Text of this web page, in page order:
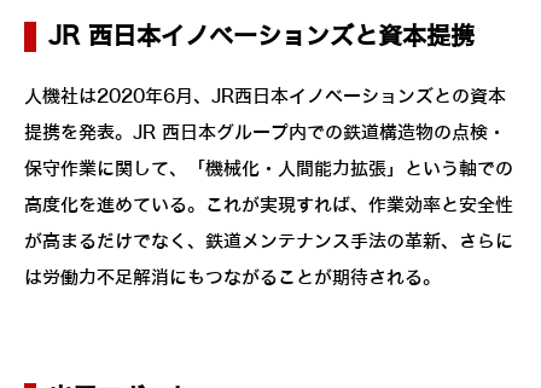
JR 西日本イノベーションズと資本提携
人機社は2020年6月、JR西日本イノベーションズとの資本
提携を発表。JR 西日本グループ内での鉄道構造物の点検・
保守作業に関して、「機械化・人間能力拡張」という軸での
高度化を進めている。これが実現すれば、作業効率と安全性
が高まるだけでなく、鉄道メンテナンス手法の革新、さらに
は労働力不足解消にもつながることが期待される。